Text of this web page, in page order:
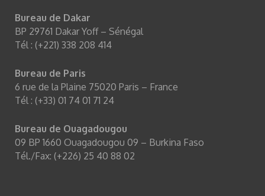
Bureau de Dakar
BP 29761 Dakar Yoff – Sénégal
Tél : (+221) 338 208 414
Bureau de Paris
6 rue de la Plaine 75020 Paris – France
Tél : (+33) 01 74 01 71 24
Bureau de Ouagadougou
09 BP 1660 Ouagadougou 09 – Burkina Faso
Tél./Fax: (+226) 25 40 88 02